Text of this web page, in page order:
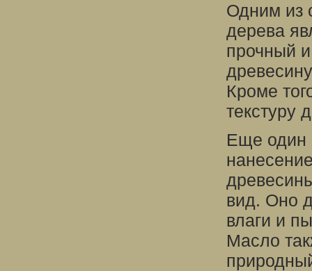
Одним из
дерева
прочный
Кроме
текстуру
Еще один
вид. Оно
влаги и
Масло